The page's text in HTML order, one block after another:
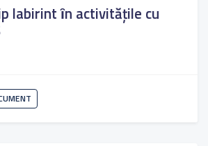
labirint ȋn activităţile cu